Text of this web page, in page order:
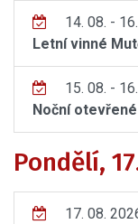
14. 08. -
Letní vinné
15. 08. -
Noční
Pondělí,
17. 08.